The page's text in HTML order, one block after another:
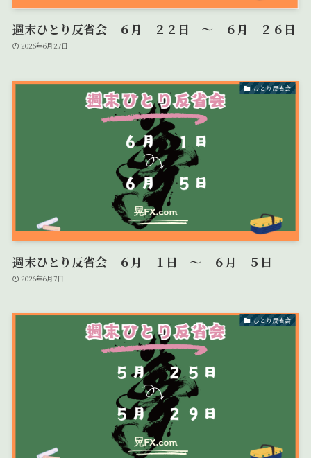
週末ひとり反省会 ６月 ２２日 ～ ６月 ２６日
2026年6月27日
ひとり反省会
週末ひとり反省会 ６月 １日 ～ ６月 ５日
2026年6月7日
ひとり反省会